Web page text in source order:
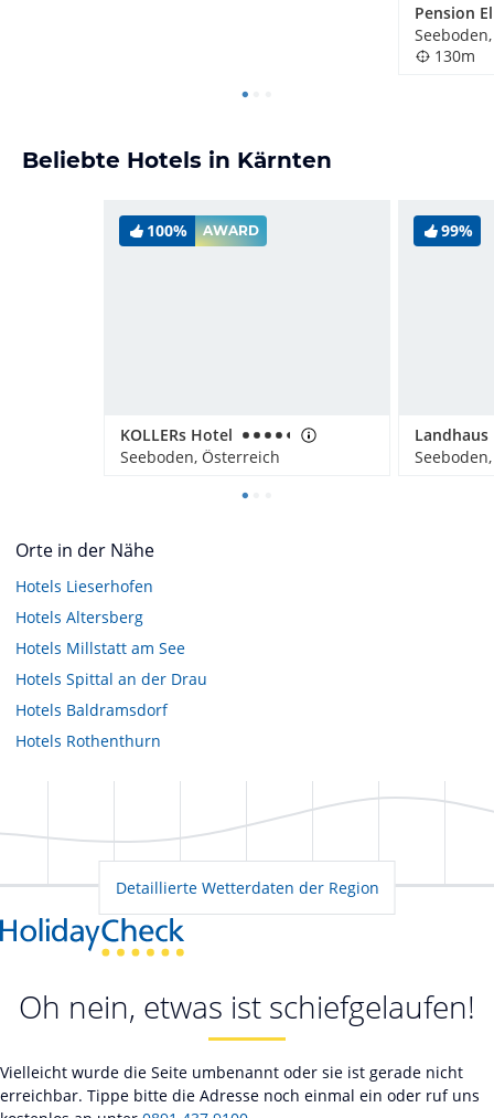
Pension
130m
Beliebte Hotels in Kärnten
100% AWARD
KOLLERs Hotel
Seeboden, Österreich
99%
Landhaus
Orte in der Nähe
Hotels Lieserhofen
Hotels Altersberg
Hotels Millstatt am See
Hotels Spittal an der Drau
Hotels Baldramsdorf
Hotels Rothenthurn
Detaillierte Wetterdaten der Region
Oh nein, etwas ist schiefgelaufen!
Vielleicht wurde die Seite umbenannt oder sie ist gerade nicht
erreichbar. Tippe bitte die Adresse noch einmal ein oder ruf uns